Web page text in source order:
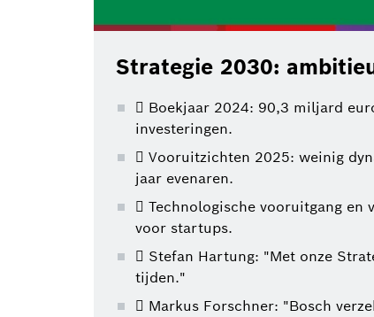
Strategie 2030:
 Boekjaar 2024: 90,3 miljard
investeringen.
 Vooruitzichten 2025: weinig
jaar evenaren.
 Technologische vooruitgang
voor startups.
 Stefan Hartung: "Met onze
tijden."
 Markus Forschner: "Bosch